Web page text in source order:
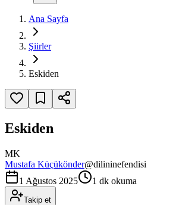
Ana Sayfa
Şiirler
Eskiden
Eskiden
MK
Mustafa Küçükönder@dilininefendisi
1 Ağustos 2025
1 dk okuma
Takip et